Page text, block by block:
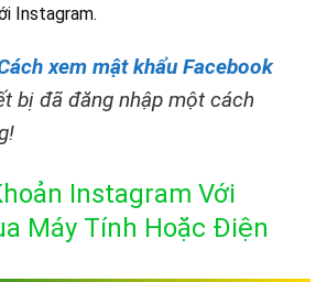
Instagram.
xem mật khẩu Facebook
bị đã đăng nhập một cách
Instagram Với
Máy Tính Hoặc Điện